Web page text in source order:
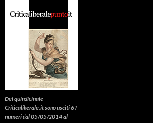
Del quindicinale
Criticaliberale.it sono usciti 67
numeri dal 05/05/2014 al